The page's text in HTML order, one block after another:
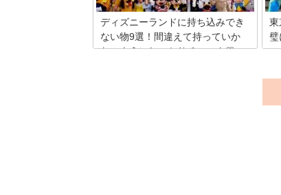
ディズニーランドに持ち込みでき
ない物9選！間違えて持っていか
ないようにしっかりチェック♡
東
璧
ク
は